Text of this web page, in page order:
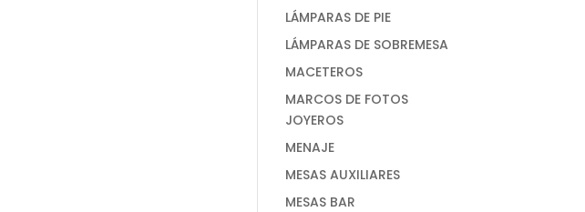
LÁMPARAS DE PIE
LÁMPARAS DE SOBREMESA
MACETEROS
MARCOS DE FOTOS
JOYEROS
MENAJE
MESAS AUXILIARES
MESAS BAR